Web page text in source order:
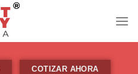
COTIZAR AHORA